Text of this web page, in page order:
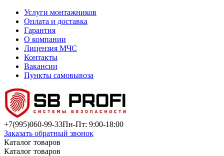
Услуги монтажников
Оплата и доставка
Гарантия
О компании
Лицензия МЧС
Контакты
Вакансии
Пункты самовывоза
+7(995)060-99-33Пн-Пт: 9:00-18:00
Заказать обратный звонок
Каталог товаров
Каталог товаров